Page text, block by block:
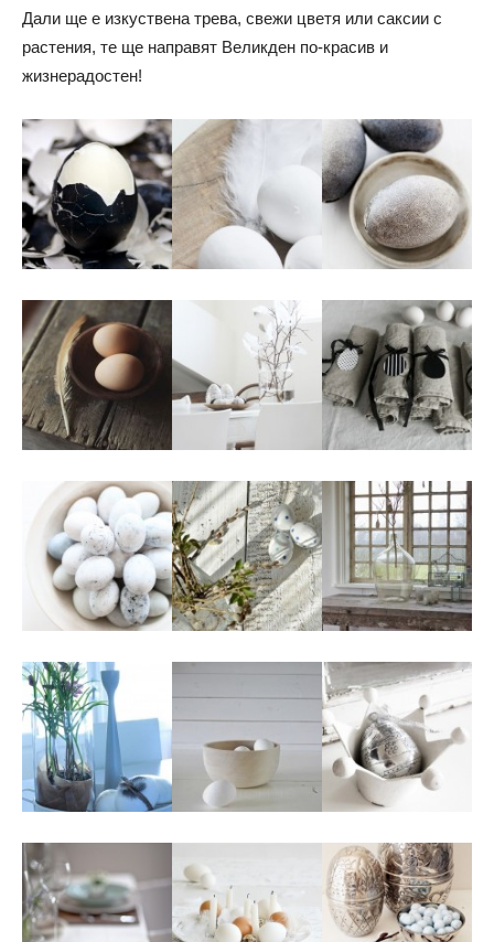
Дали ще е изкуствена трева, свежи цветя или саксии с
растения, те ще направят Великден по-красив и
жизнерадостен!